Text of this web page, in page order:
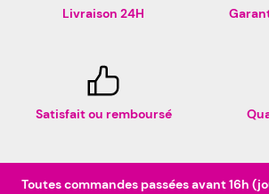
Livraison 24H
Satisfait ou remboursé
Toutes commandes passées avant 16h